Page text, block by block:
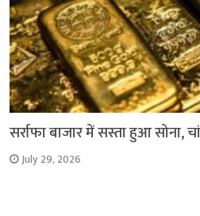
सर्राफा बाजार में सस्ता हुआ सोना,
July 29, 2026